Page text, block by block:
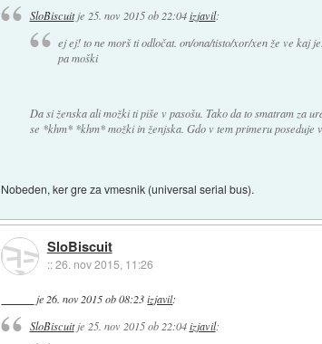
SloBiscuitje 25. nov 2015 ob 22:04 izjavil:
ej ej! to ne morš ti odločat. on/ona/tisto/xor/xen že ve kaj
pa moški
Da si ženska ali možki ti piše v pasošu. Tako da to smatram za
se *khm* *khm* možki in ženjska. Gdo v tem primeru poseduje
Nobeden, ker gre za vmesnik (universal serial bus).
SloBiscuit
::26. nov 2015, 11:26
je 26. nov 2015 ob 08:23 izjavil:
SloBiscuitje 25. nov 2015 ob 22:04 izjavil: